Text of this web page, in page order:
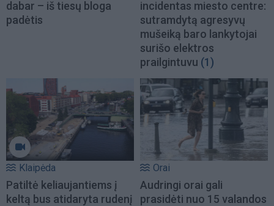
dabar – iš tiesų bloga
padėtis
incidentas miesto centre:
sutramdytą agresyvų
mušeiką baro lankytojai
surišo elektros
prailgintuvu (1)
Klaipėda
Patiltė keliaujantiems į
keltą bus atidaryta rudenį
Orai
Audringi orai gali
prasidėti nuo 15 valandos